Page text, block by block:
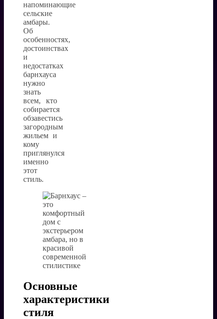
напоминающие
сельские
амбары.
Об
особенностях,
достоинствах
и
недостатках
барнхауса
нужно
знать
всем, кто
собирается
обзавестись
загородным
жильем и
кому
приглянулся
именно
этот
стиль.
Основные
характеристики
стиля